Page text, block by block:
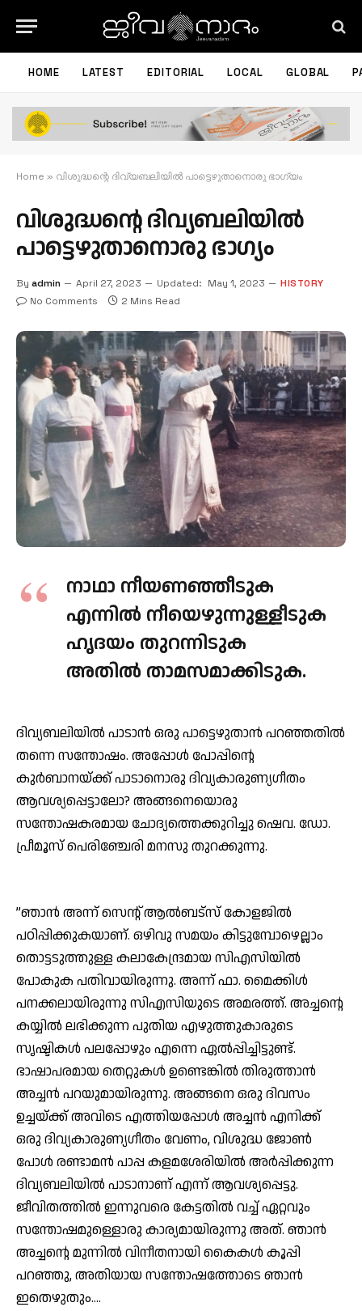
HOME LATEST EDITORIAL LOCAL GLOBAL
Home » വിശുദ്ധന്റെ ദിവ്യബലിയിൽ പാട്ടെഴുതാനൊരു ഭാഗ്യം
വിശുദ്ധന്റെ ദിവ്യബലിയിൽ
പാട്ടെഴുതാനൊരു ഭാഗ്യം
By admin April 27, 2023 Updated: May 1, 2023
HISTORY
No Comments
2 Mins Read
നാഥാ നീയണഞ്ഞീടുക
എന്നില്‍ നീയെഴുന്നുള്ളീടുക
ഹൃദയം തുറന്നിടുക
അതില്‍ താമസമാക്കിടുക.
ദിവ്യബലിയില്‍ പാടാന്‍ ഒരു പാട്ടെഴുതാന്‍ പറഞ്ഞതില്‍
തന്നെ സന്തോഷം. അപ്പോള്‍ പോപ്പിന്റെ
കുര്‍ബാനയ്ക്ക് പാടാനൊരു ദിവ്യകാരുണ്യഗീതം
ആവശ്യപ്പെട്ടാലോ? അങ്ങനെയൊരു
സന്തോഷകരമായ ചോദ്യത്തെക്കുറിച്ചു ഷെവ. ഡോ.
പ്രീമൂസ് പെരിഞ്ചേരി മനസു തുറക്കുന്നു.
”ഞാന്‍ അന്ന് സെന്റ് ആല്‍ബട്‌സ് കോളജില്‍
പഠിപ്പിക്കുകയാണ്. ഒഴിവു സമയം കിട്ടുമ്പോഴെല്ലാം
തൊട്ടടുത്തുള്ള കലാകേന്ദ്രമായ സിഎസിയില്‍
പോകുക പതിവായിരുന്നു. അന്ന് ഫാ. മൈക്കിള്‍
പനക്കലായിരുന്നു സിഎസിയുടെ അമരത്ത്. അച്ചന്റെ
കയ്യില്‍ ലഭിക്കുന്ന പുതിയ എഴുത്തുകാരുടെ
സൃഷ്ടികള്‍ പലപ്പോഴും എന്നെ ഏല്‍പ്പിച്ചിട്ടുണ്ട്.
ഭാഷാപരമായ തെറ്റുകള്‍ ഉണ്ടെങ്കില്‍ തിരുത്താന്‍
അച്ചന്‍ പറയുമായിരുന്നു. അങ്ങനെ ഒരു ദിവസം
ഉച്ചയ്ക്ക് അവിടെ എത്തിയപ്പോള്‍ അച്ചന്‍ എനിക്ക്
ഒരു ദിവ്യകാരുണ്യഗീതം വേണം, വിശുദ്ധ ജോണ്‍
പോള്‍ രണ്ടാമന്‍ പാപ്പ കളമശേരിയില്‍ അര്‍പ്പിക്കുന്ന
ദിവ്യബലിയില്‍ പാടാനാണ് എന്ന് ആവശ്യപ്പെട്ടു.
ജീവിതത്തില്‍ ഇന്നുവരെ കേട്ടതില്‍ വച്ച് ഏറ്റവും
സന്തോഷമുള്ളൊരു കാര്യമായിരുന്നു അത്. ഞാന്‍
അച്ചന്റെ മുന്നില്‍ വിനീതനായി കൈകള്‍ കൂപ്പി
പറഞ്ഞു, അതിയായ സന്തോഷത്തോടെ ഞാന്‍
ഇതെഴുതും….